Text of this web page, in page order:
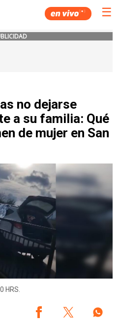
☰
no dejarse
a su familia: Qué
de mujer en San
HRS.